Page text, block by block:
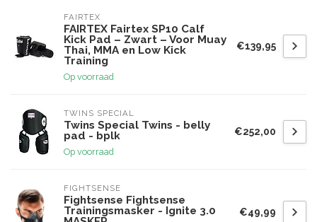
FAIRTEX
FAIRTEX Fairtex SP10 Calf
Kick Pad – Zwart – Voor Muay
Thai, MMA en Low Kick
Training
Op voorraad
€139,95
TWINS SPECIAL
Twins Special Twins - belly
pad - bplk
Op voorraad
€252,00
FIGHTSENSE
Fightsense Fightsense
Trainingsmasker - Ignite 3.0
€49,99